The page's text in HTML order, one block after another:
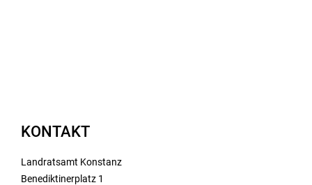
KONTAKT
Landratsamt Konstanz
Benediktinerplatz 1